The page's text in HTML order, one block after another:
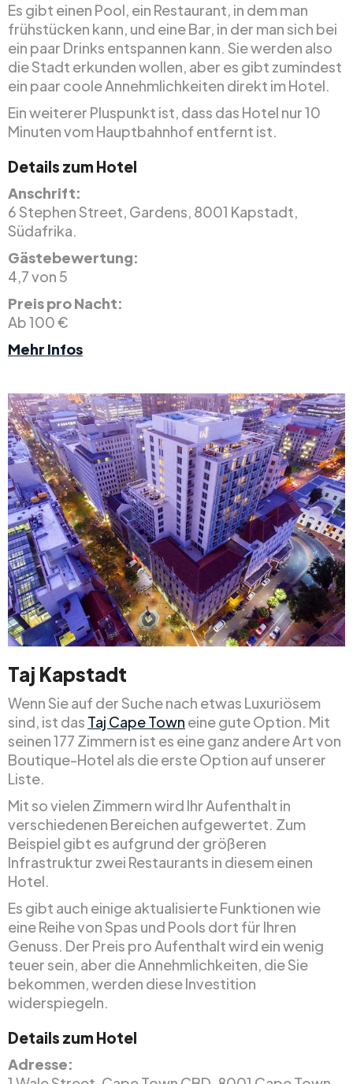
Es gibt einen Pool, ein Restaurant, in dem man
frühstücken kann, und eine Bar, in der man sich bei
ein paar Drinks entspannen kann. Sie werden also
die Stadt erkunden wollen, aber es gibt zumindest
ein paar coole Annehmlichkeiten direkt im Hotel.
Ein weiterer Pluspunkt ist, dass das Hotel nur 10
Minuten vom Hauptbahnhof entfernt ist.
Details zum Hotel
Anschrift:
6 Stephen Street, Gardens, 8001 Kapstadt,
Südafrika.
Gästebewertung:
4,7 von 5
Preis pro Nacht:
Ab 100 €
Mehr Infos
Taj Kapstadt
Wenn Sie auf der Suche nach etwas Luxuriösem
sind, ist das Taj Cape Town eine gute Option. Mit
seinen 177 Zimmern ist es eine ganz andere Art von
Boutique-Hotel als die erste Option auf unserer
Liste.
Mit so vielen Zimmern wird Ihr Aufenthalt in
verschiedenen Bereichen aufgewertet. Zum
Beispiel gibt es aufgrund der größeren
Infrastruktur zwei Restaurants in diesem einen
Hotel.
Es gibt auch einige aktualisierte Funktionen wie
eine Reihe von Spas und Pools dort für Ihren
Genuss. Der Preis pro Aufenthalt wird ein wenig
teuer sein, aber die Annehmlichkeiten, die Sie
bekommen, werden diese Investition
widerspiegeln.
Details zum Hotel
Adresse: